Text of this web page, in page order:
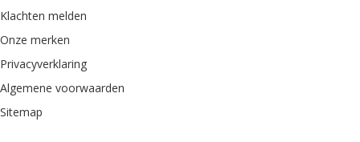
Klachten melden
Onze merken
Privacyverklaring
Algemene voorwaarden
Sitemap